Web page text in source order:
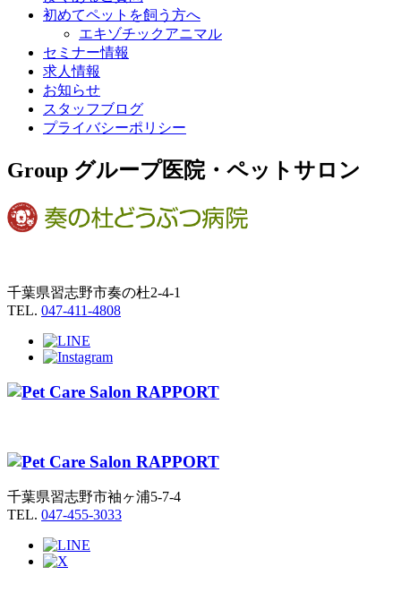
初めてペットを飼う方へ
エキゾチックアニマル
セミナー情報
求人情報
お知らせ
スタッフブログ
プライバシーポリシー
Group グループ医院・ペットサロン
千葉県習志野市奏の杜2-4-1
TEL. 047-411-4808
千葉県習志野市袖ヶ浦5-7-4
TEL. 047-455-3033